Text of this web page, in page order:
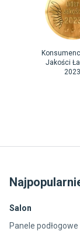
Jakości
2023
Salon
Panele